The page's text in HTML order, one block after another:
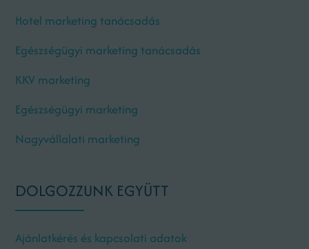
Hotel marketing tanácsadás
Egészségügyi marketing tanácsadás
KKV marketing
Egészségügyi marketing
Nagyvállalati marketing
DOLGOZZUNK EGYÜTT
Ajánlatkérés és kapcsolati adatok